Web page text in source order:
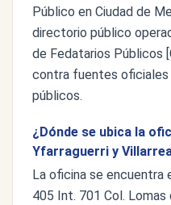
Público en Ciudad de
directorio público
de Fedatarios Públicos
contra fuentes oficiales
públicos.
¿Dónde se ubica la
Yfarraguerri y
La oficina se encuentra
405 Int. 701 Col. Lomas